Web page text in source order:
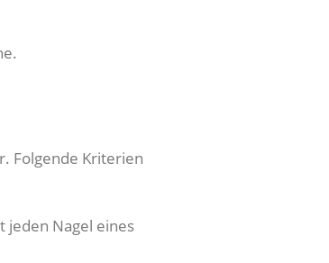
Folgende Kriterien
jeden Nagel eines